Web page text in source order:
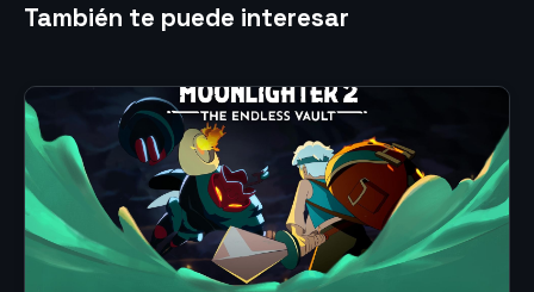
También te puede interesar